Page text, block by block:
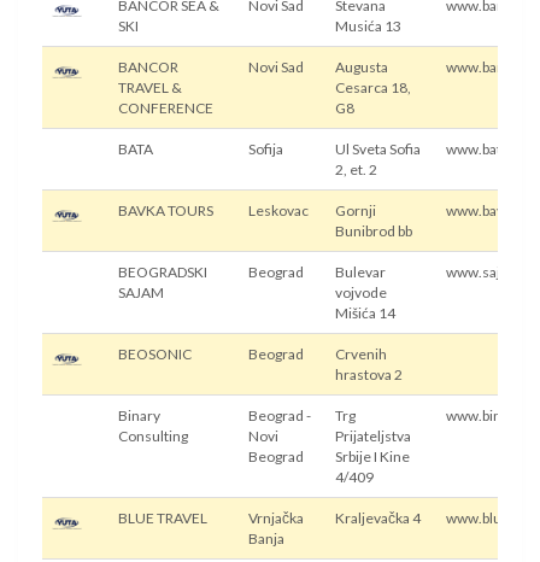
BANCOR SEA &
SKI
Novi Sad
Stevana
Musića 13
BANCOR
TRAVEL &
CONFERENCE
Novi Sad
Augusta
Cesarca 18,
G8
BATA Sofija
Ul Sveta Sofia
2, et. 2
BAVKA TOURS Leskovac
Gornji
Bunibrod bb
BEOGRADSKI
SAJAM
Beograd
Bulevar
vojvode
Mišića 14
BEOSONIC Beograd
Crvenih
hrastova 2
Binary
Consulting
Beograd -
Novi
Beograd
Trg
Prijateljstva
Srbije I Kine
4/409
BLUE TRAVEL
Vrnjačka
Banja
Kraljevačka 4